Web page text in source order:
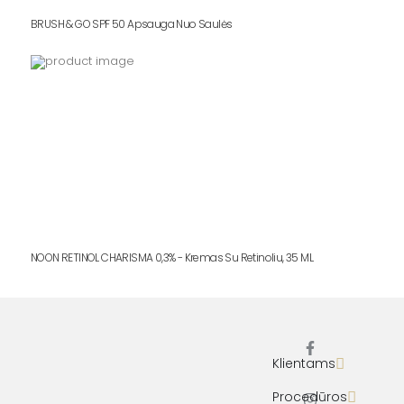
BRUSH & GO SPF 50 Apsauga Nuo Saulės
NOON RETINOL CHARISMA 0,3% - Kremas Su Retinoliu, 35 ML
F
c
I
s
Klientams
Procedūros